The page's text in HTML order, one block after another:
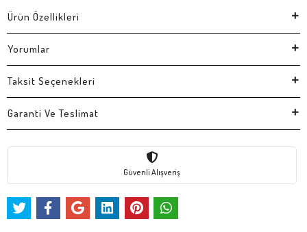
Ürün Özellikleri
Yorumlar
Taksit Seçenekleri
Garanti Ve Teslimat
Güvenli Alışveriş